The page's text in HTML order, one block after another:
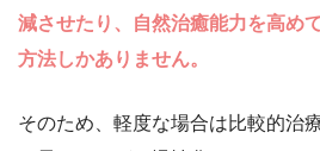
減させたり、自然治癒能力を高め
方法しかありません。
そのため、軽度な場合は比較的治